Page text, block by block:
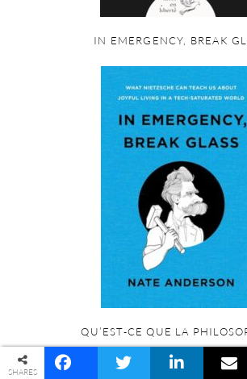
IN EMERGENCY, BREAK
QU’EST-CE QUE LA
© COPYRIGHT PALINGÉNÉSIE - POLITIQUE
SHARES